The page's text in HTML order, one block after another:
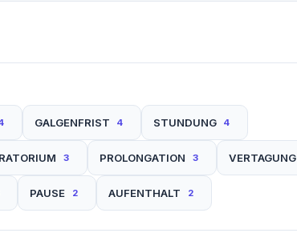
GALGENFRIST 4 STUNDUNG 4
3 PROLONGATION 3 VERTAGUNG
PAUSE 2 AUFENTHALT 2